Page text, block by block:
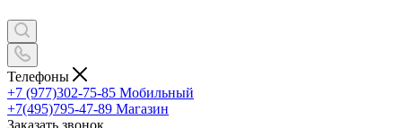
Телефоны
+7 (977)302-75-85 Мобильный
+7(495)795-47-89 Магазин
Заказать звонок